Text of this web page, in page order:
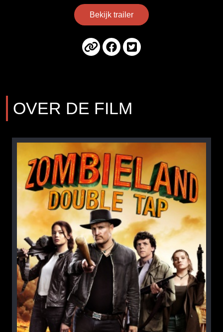
Bekijk trailer
OVER DE FILM